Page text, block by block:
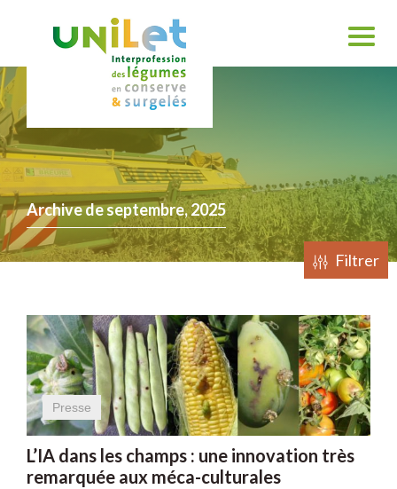
Archive de septembre, 2025
Filtrer
Presse
L’IA dans les champs : une innovation très
remarquée aux méca-culturales